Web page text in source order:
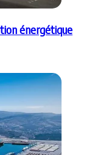
énergétique